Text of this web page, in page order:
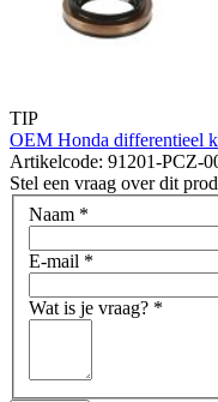
TIP
OEM Honda differentieel
Artikelcode: 91201-PCZ-
Stel een vraag over dit
Naam *
E-mail *
Wat is je vraag? *